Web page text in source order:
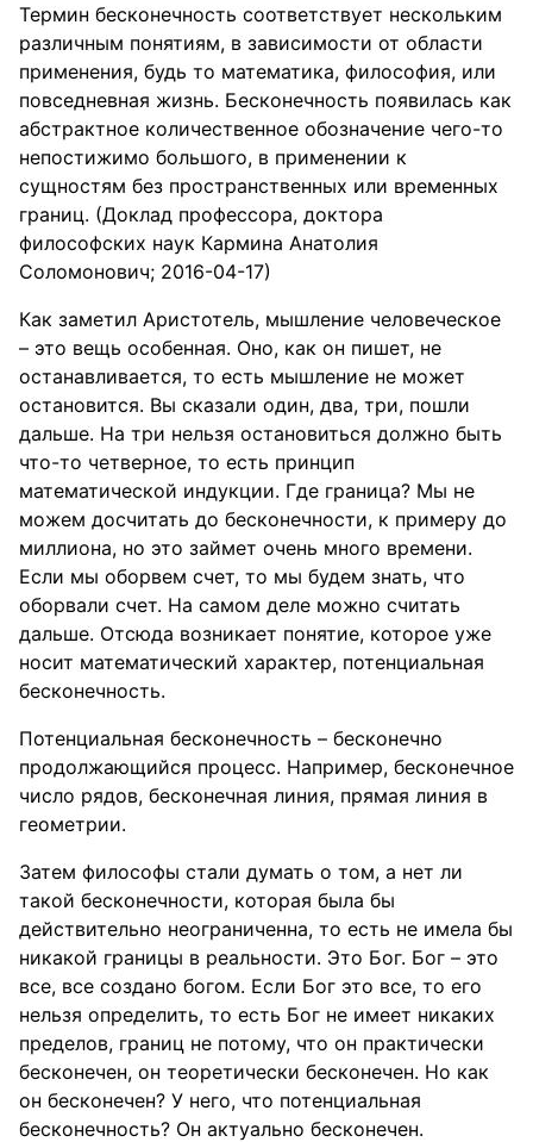
Термин бесконечность соответствует нескольким
различным понятиям, в зависимости от области
применения, будь то математика, философия, или
повседневная жизнь. Бесконечность появилась как
абстрактное количественное обозначение чего-то
непостижимо большого, в применении к
сущностям без пространственных или временных
границ. (Доклад профессора, доктора
философских наук Кармина Анатолия
Соломонович; 2016-04-17)
Как заметил Аристотель, мышление человеческое
– это вещь особенная. Оно, как он пишет, не
останавливается, то есть мышление не может
остановится. Вы сказали один, два, три, пошли
дальше. На три нельзя остановиться должно быть
что-то четверное, то есть принцип
математической индукции. Где граница? Мы не
можем досчитать до бесконечности, к примеру до
миллиона, но это займет очень много времени.
Если мы оборвем счет, то мы будем знать, что
оборвали счет. На самом деле можно считать
дальше. Отсюда возникает понятие, которое уже
носит математический характер, потенциальная
бесконечность.
Потенциальная бесконечность – бесконечно
продолжающийся процесс. Например, бесконечное
число рядов, бесконечная линия, прямая линия в
геометрии.
Затем философы стали думать о том, а нет ли
такой бесконечности, которая была бы
действительно неограниченна, то есть не имела бы
никакой границы в реальности. Это Бог. Бог – это
все, все создано богом. Если Бог это все, то его
нельзя определить, то есть Бог не имеет никаких
пределов, границ не потому, что он практически
бесконечен, он теоретически бесконечен. Но как
он бесконечен? У него, что потенциальная
бесконечность? Он актуально бесконечен.